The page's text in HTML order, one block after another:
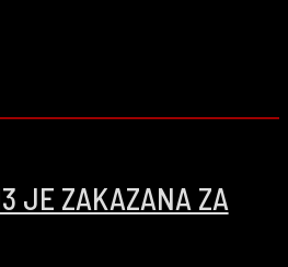
JE ZAKAZANA ZA